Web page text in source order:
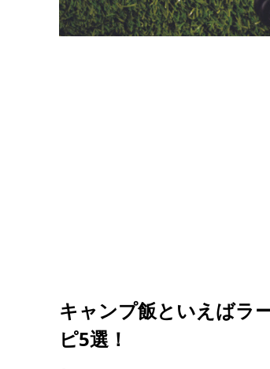
キャンプ飯といえばラ
ピ5選！